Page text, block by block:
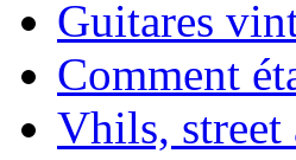
Guitares
Comment
Vhils, street